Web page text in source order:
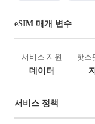
eSIM 매개 변수
서비스 지원
데이터
핫스
서비스 정책